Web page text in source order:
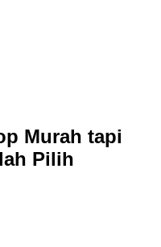
Murah tapi
Pilih